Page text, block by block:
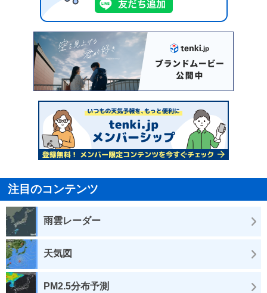
注目のコンテンツ
雨雲レーダー
天気図
PM2.5分布予測